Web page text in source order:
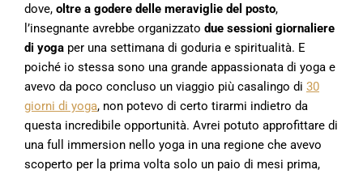
dove, oltre a godere delle meraviglie del posto,
l’insegnante avrebbe organizzato due sessioni giornaliere
di yoga per una settimana di goduria e spiritualità. E
poiché io stessa sono una grande appassionata di yoga e
avevo da poco concluso un viaggio più casalingo di 30
giorni di yoga, non potevo di certo tirarmi indietro da
questa incredibile opportunità. Avrei potuto approfittare di
una full immersion nello yoga in una regione che avevo
scoperto per la prima volta solo un paio di mesi prima,